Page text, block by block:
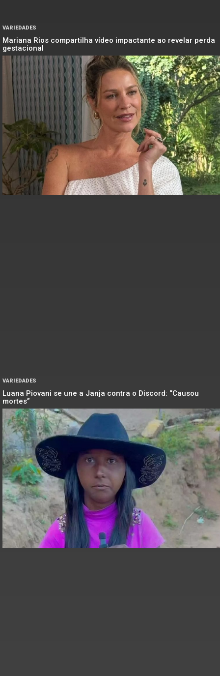
VARIEDADES
Mariana Rios compartilha vídeo impactante ao revelar perda
gestacional
VARIEDADES
Luana Piovani se une a Janja contra o Discord: “Causou
mortes”